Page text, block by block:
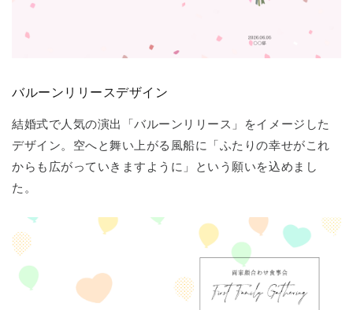
バルーンリリースデザイン
結婚式で人気の演出「バルーンリリース」をイメージした
デザイン。空へと舞い上がる風船に「ふたりの幸せがこれ
からも広がっていきますように」という願いを込めまし
た。